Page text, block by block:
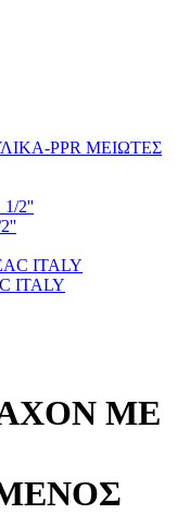
PPR ΜΕΙΩΤΕΣ
ITALY
ΑΧΟΝ ΜΕ